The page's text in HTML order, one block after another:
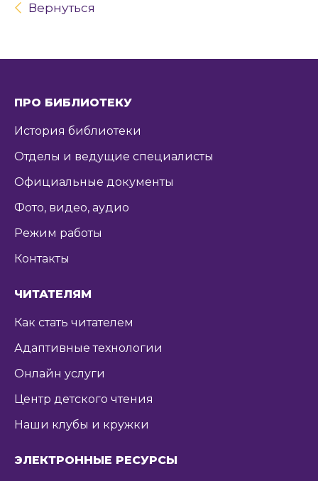
Вернуться
ПРО БИБЛИОТЕКУ
История библиотеки
Отделы и ведущие специалисты
Официальные документы
Фото, видео, аудио
Режим работы
Контакты
ЧИТАТЕЛЯМ
Как стать читателем
Адаптивные технологии
Онлайн услуги
Центр детского чтения
Наши клубы и кружки
ЭЛЕКТРОННЫЕ РЕСУРСЫ